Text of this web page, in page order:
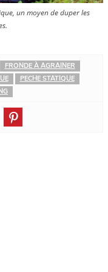
un moyen de duper les
FRONDE À AGRAINER
PECHE STATIQUE